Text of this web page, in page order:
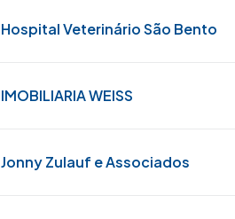
Hospital Veterinário São Bento
IMOBILIARIA WEISS
Jonny Zulauf e Associados